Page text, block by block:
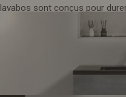
lavabos sont conçus pour
sophistiquée au fil du temps.